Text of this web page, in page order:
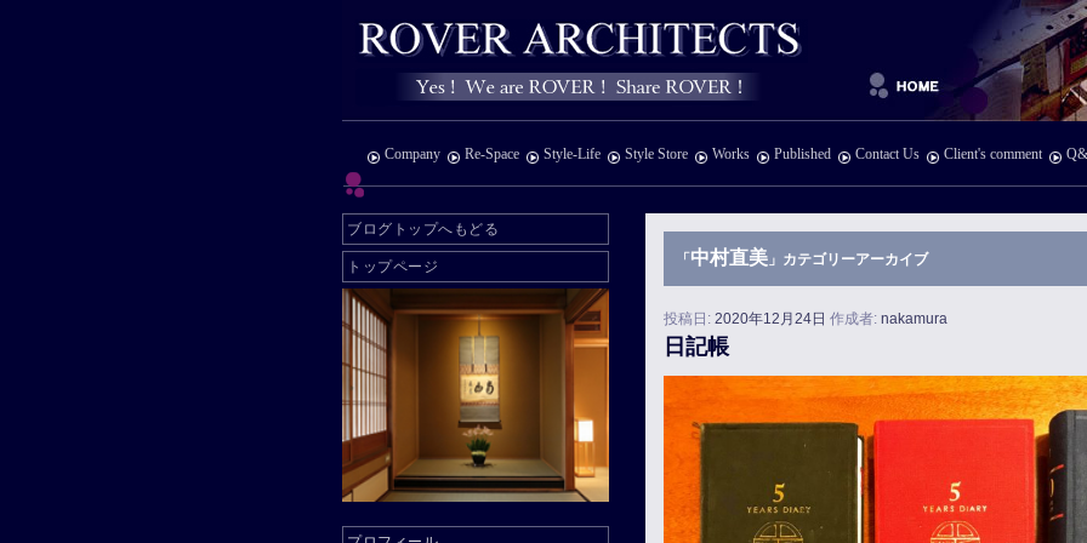
Company Re-Space Style-Life Style Store Works Published Contact Us Client's comment
「 中村直美 」カテゴリーアーカイブ
投稿日: 2020年12月24日 作成者: nakamura
日記帳
ブログトップへもどる
トップページ